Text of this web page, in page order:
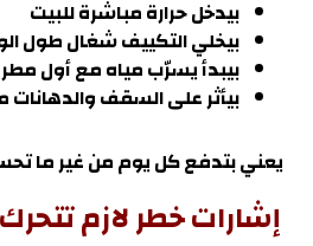
بيدخل حرارة مباشرة للبيت
بيخلي التكييف شغال طول
بيبدأ يسرّب مياه مع أول مطر
بيأثر على السقف
يعني بتدفع كل يوم من غير ما
إشارات خطر لازم